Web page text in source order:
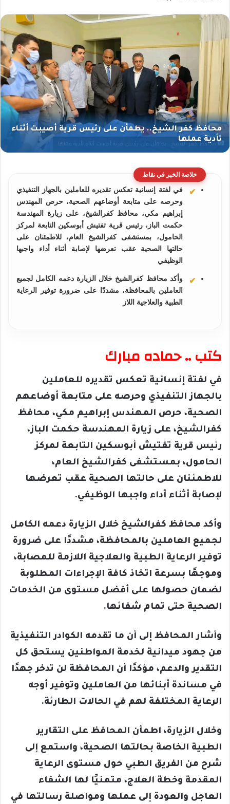
محافظ كفر الشيخ.. يطمأن على رئيس قرية أصيبت أثناء تأدية عملها
خلاصة الخبر في نقاط
في لفتة إنسانية تعكس تقديره للعاملين بالجهاز التنفيذي
وحرصه على متابعة أوضاعهم الصحية، حرص المهندس
إبراهيم مكي، محافظ كفرالشيخ، على زيارة المهندسة
حكمت الباز، رئيس قرية تفتيش أبوسكين التابعة لمركز
الحامول، بمستشفى كفرالشيخ العام، للاطمئنان على
حالتها الصحية عقب تعرضها لإصابة أثناء أداء واجبها
الوظيفي
وأكد محافظ كفرالشيخ خلال الزيارة دعمه الكامل لجميع
العاملين بالمحافظة، مشددًا على ضرورة توفير الرعاية
الطبية والعلاجية اللاز
كتب .. حماده مبارك
في لفتة إنسانية تعكس تقديره للعاملين
بالجهاز التنفيذي وحرصه على متابعة أوضاعهم
الصحية، حرص المهندس إبراهيم مكي، محافظ
كفرالشيخ، على زيارة المهندسة حكمت الباز،
رئيس قرية تفتيش أبوسكين التابعة لمركز
الحامول، بمستشفى كفرالشيخ العام،
للاطمئنان على حالتها الصحية عقب تعرضها
لإصابة أثناء أداء واجبها الوظيفي.
وأكد محافظ كفرالشيخ خلال الزيارة دعمه الكامل
لجميع العاملين بالمحافظة، مشددًا على ضرورة
توفير الرعاية الطبية والعلاجية اللازمة للمصابة،
وموجهًا بسرعة اتخاذ كافة الإجراءات المطلوبة
لضمان حصولها على أفضل مستوى من الخدمات
الصحية حتى تمام شفائها.
وأشار المحافظ إلى أن ما تقدمه الكوادر التنفيذية
من جهود ميدانية لخدمة المواطنين يستحق كل
التقدير والدعم، مؤكدًا أن المحافظة لن تدخر جهدًا
في مساندة أبنائها من العاملين وتوفير أوجه
الرعاية المختلفة لهم في الحالات الطارئة.
وخلال الزيارة، اطمأن المحافظ على التقارير
الطبية الخاصة بحالتها الصحية، واستمع إلى
شرح من الفريق الطبي حول مستوى الرعاية
المقدمة وخطة العلاج، متمنيًا لها الشفاء
العاجل والعودة إلى عملها ومواصلة رسالتها في